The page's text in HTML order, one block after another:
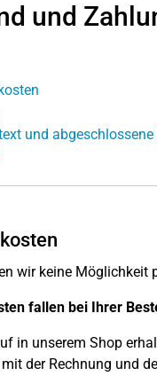
und
und
wir keine Möglichkeit
fallen bei Ihrer
in unserem Shop
der Rechnung und